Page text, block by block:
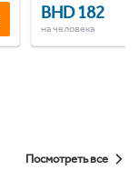
BHD 182
на человека
Посмотреть все